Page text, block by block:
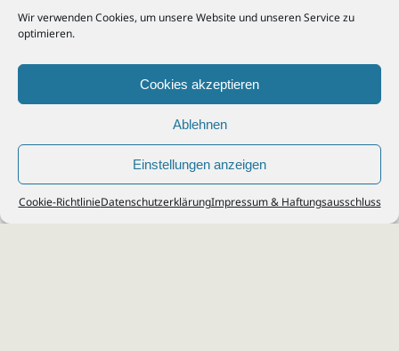
Wir verwenden Cookies, um unsere Website und unseren Service zu
optimieren.
Cookies akzeptieren
Ablehnen
Einstellungen anzeigen
Cookie-RichtlinieDatenschutzerklärungImpressum & Haftungsausschluss
© 2026Steuerberater Kempf, Köln - Steuerberatung Poll, Porz, Deutz, Mülheim,